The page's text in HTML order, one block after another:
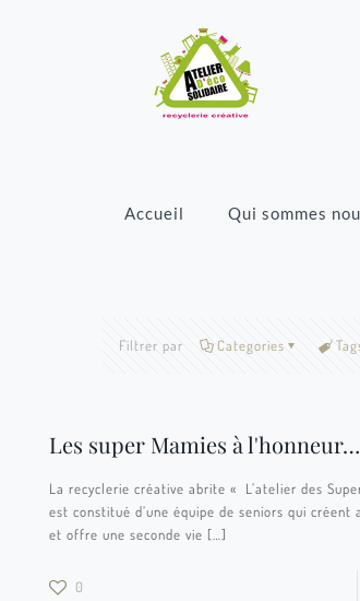
Accueil Qui sommes
Filtrer par Categories
Les super Mamies à l'honneur…
La recyclerie créative abrite « L’atelier des
est constitué d’une équipe de seniors qui créent
et offre une seconde vie […]
0